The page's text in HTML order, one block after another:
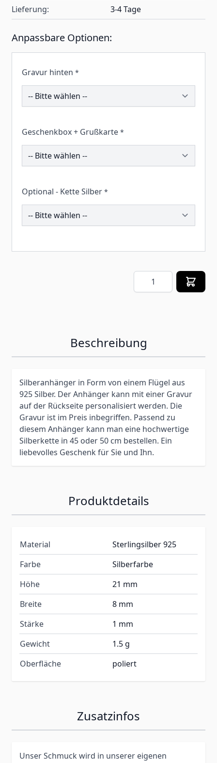
Lieferung:
3-4 Tage
Anpassbare Optionen:
Gravur hinten *
183123
Geschenkbox + Grußkarte *
259245
Optional - Kette Silber *
196349
Menge
Beschreibung
Silberanhänger in Form von einem Flügel aus
925 Silber. Der Anhänger kann mit einer Gravur
auf der Rückseite personalisiert werden. Die
Gravur ist im Preis inbegriffen. Passend zu
diesem Anhänger kann man eine hochwertige
Silberkette in 45 oder 50 cm bestellen. Ein
liebevolles Geschenk für Sie und Ihn.
Produktdetails
Material
Sterlingsilber 925
Farbe
Silberfarbe
Höhe
21 mm
Breite
8 mm
Stärke
1 mm
Gewicht
1.5 g
Oberfläche
poliert
Zusatzinfos
Unser Schmuck wird in unserer eigenen